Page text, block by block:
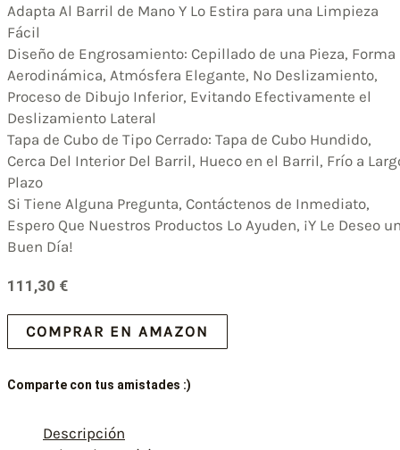
Adapta Al Barril de Mano Y Lo Estira para una Limpieza
Fácil
Diseño de Engrosamiento: Cepillado de una Pieza, Forma
Aerodinámica, Atmósfera Elegante, No Deslizamiento,
Proceso de Dibujo Inferior, Evitando Efectivamente el
Deslizamiento Lateral
Tapa de Cubo de Tipo Cerrado: Tapa de Cubo Hundido,
Cerca Del Interior Del Barril, Hueco en el Barril, Frío a
Plazo
Si Tiene Alguna Pregunta, Contáctenos de Inmediato,
Espero Que Nuestros Productos Lo Ayuden, ¡Y Le Deseo
Buen Día!
111,30 €
COMPRAR EN AMAZON
Comparte con tus amistades :)
Descripción